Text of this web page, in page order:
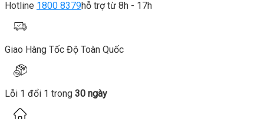
Hotline 1800 8379hỗ trợ từ 8h - 17h
Giao Hàng Tốc Độ Toàn Quốc
Lỗi 1 đổi 1 trong 30 ngày